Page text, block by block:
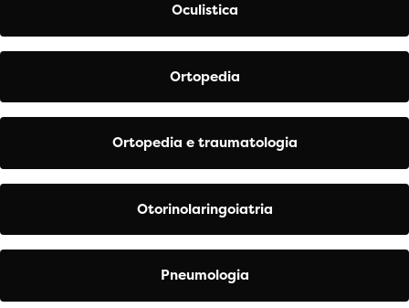
Oculistica
Ortopedia
Ortopedia e traumatologia
Otorinolaringoiatria
Pneumologia